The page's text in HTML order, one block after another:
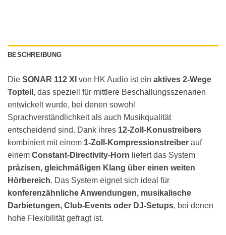
BESCHREIBUNG
Die SONAR 112 XI von HK Audio ist ein aktives 2-Wege
Topteil , das speziell für mittlere Beschallungsszenarien
entwickelt wurde, bei denen sowohl
Sprachverständlichkeit als auch Musikqualität
entscheidend sind. Dank ihres 12-Zoll-Konustreibers
kombiniert mit einem 1-Zoll-Kompressionstreiber auf
einem Constant-Directivity-Horn liefert das System
präzisen, gleichmäßigen Klang über einen weiten
Hörbereich. Das System eignet sich ideal für
konferenzähnliche Anwendungen, musikalische
Darbietungen, Club-Events oder DJ-Setups, bei denen
hohe Flexibilität gefragt ist.